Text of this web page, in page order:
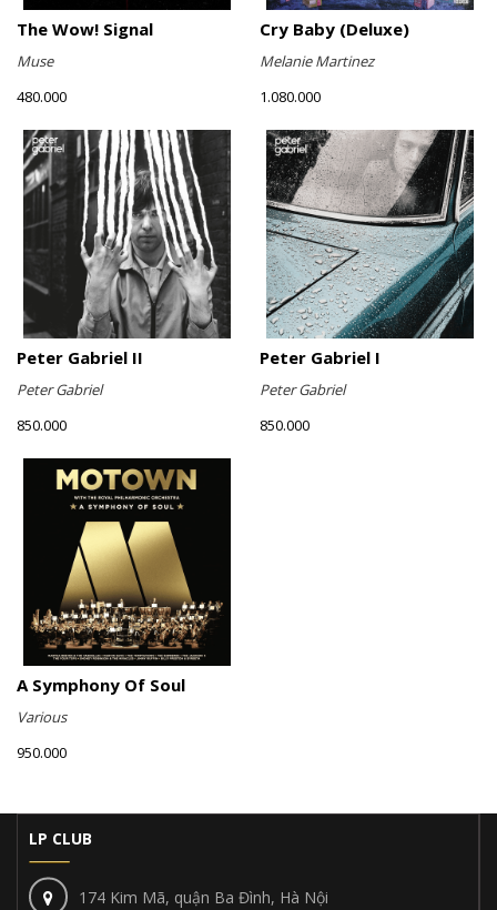
The Wow! Signal
Muse
480.000
Cry Baby (Deluxe)
Melanie Martinez
1.080.000
Peter Gabriel II
Peter Gabriel
850.000
Peter Gabriel I
Peter Gabriel
850.000
A Symphony Of Soul
Various
950.000
LP CLUB
174 Kim Mã, quận Ba Đình, Hà Nội